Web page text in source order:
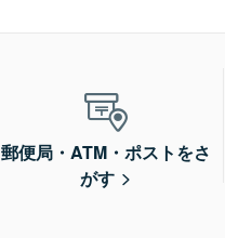
郵便局・ATM・ポストをさ
がす